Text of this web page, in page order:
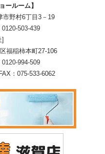
ールーム】
市野村6丁目3－19
0120-503-439
]
福稲柿本町27-106
0120-994-509
：075-533-6062